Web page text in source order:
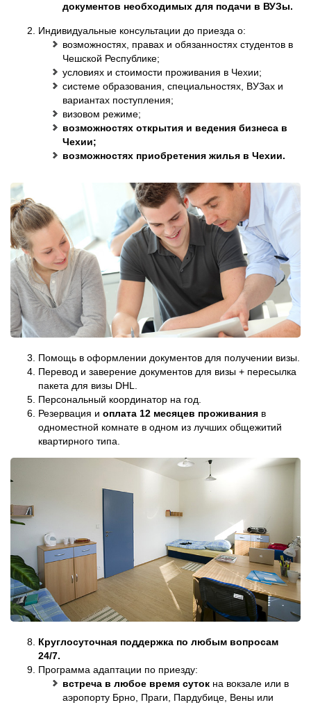
документов необходимых для подачи в ВУЗы.
Индивидуальные консультации до приезда о:
возможностях, правах и обязанностях студентов в
Чешской Республике;
условиях и стоимости проживания в Чехии;
системе образования, специальностях, ВУЗах и
вариантах поступления;
визовом режиме;
возможностях открытия и ведения бизнеса в
Чехии;
возможностях приобретения жилья в Чехии.
Помощь в оформлении документов для получении визы.
Перевод и заверение документов для визы + пересылка
пакета для визы DHL.
Персональный координатор на год.
Резервация и оплата 12 месяцев проживания в
одноместной комнате в одном из лучших общежитий
квартирного типа.
Круглосуточная поддержка по любым вопросам
24/7.
Программа адаптации по приезду:
встреча в любое время суток на вокзале или в
аэропорту Брно, Праги, Пардубице, Вены или